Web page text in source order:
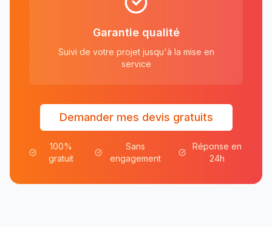
Garantie qualité
Suivi de votre projet jusqu'à la mise en
service
Demander mes devis gratuits
100%
gratuit
Sans
engagement
Réponse en
24h